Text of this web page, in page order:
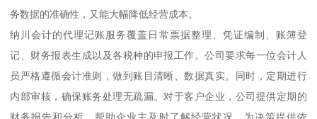
务数据的准确性，又能大幅降低经营成本。
纳川会计的代理记账服务覆盖日常票据整理、凭证编制、账簿登
记、财务报表生成以及各税种的申报工作。公司要求每一位会计人
员严格遵循会计准则，做到账目清晰、数据真实。同时，定期进行
内部审核，确保账务处理无疏漏。对于客户企业，公司提供定期的